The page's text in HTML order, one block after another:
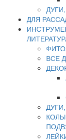
ДУГИ,
ДЛЯ
ВСЕ